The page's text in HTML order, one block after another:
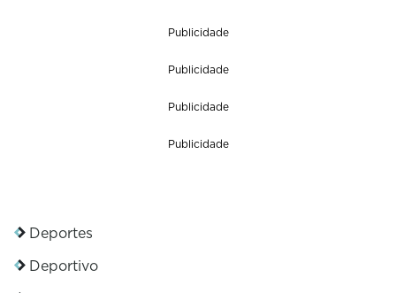
Publicidade
Publicidade
Publicidade
Publicidade
Deportes
Deportivo